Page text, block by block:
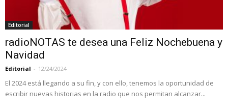
Editorial
radioNOTAS te desea una Feliz Nochebuena y
Navidad
Editorial - 12/24/2024
El 2024 está llegando a su fin, y con ello, tenemos la oportunidad de
escribir nuevas historias en la radio que nos permitan alcanzar...